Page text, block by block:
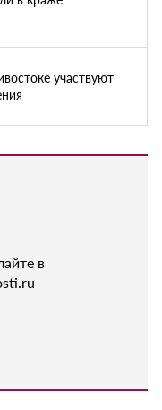
участвуют
в